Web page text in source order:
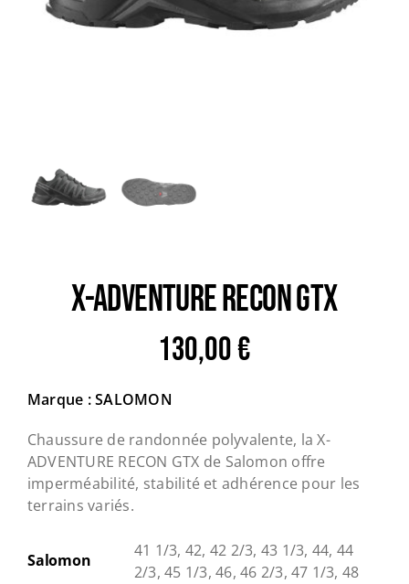
X-ADVENTURE RECON GTX
130,00€
Marque : SALOMON
Chaussure de randonnée polyvalente, la X-
ADVENTURE RECON GTX de Salomon offre
imperméabilité, stabilité et adhérence pour les
terrains variés.
Salomon
41 1/3, 42, 42 2/3, 43 1/3, 44, 44
2/3, 45 1/3, 46, 46 2/3, 47 1/3, 48